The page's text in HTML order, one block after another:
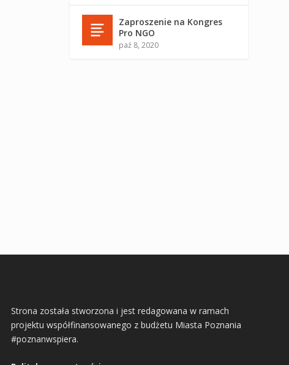
Zaproszenie na Kongres
Pro NGO
paź 8, 2020
Strona została stworzona i jest redagowana w ramach
projektu współfinansowanego z budżetu Miasta Poznania
#poznanwspiera.